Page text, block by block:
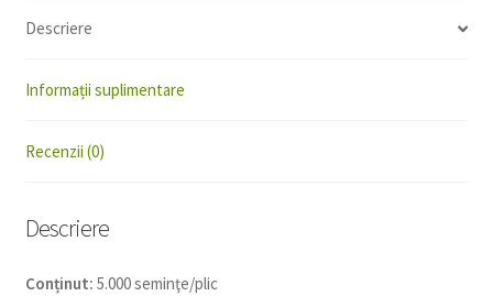
Descriere
Informații suplimentare
Recenzii (0)
Descriere
Conținut: 5.000 seminţe/plic